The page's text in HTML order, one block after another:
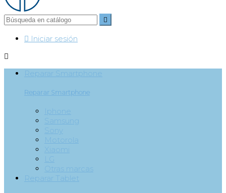

 Iniciar sesión

Reparar Smartphone
Reparar Smartphone
Iphone
Samsung
Sony
Motorola
Xiaomi
LG
Otras marcas
Reparar Tablet